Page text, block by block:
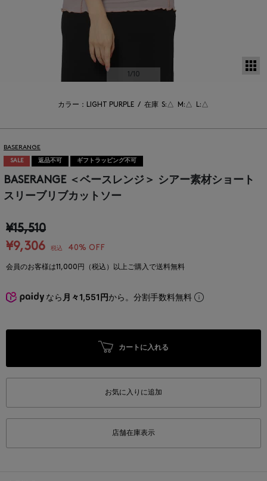
1/10
カラー：LIGHT PURPLE / 在庫 S:△ M:△ L:△
BASERANGE
SALE 返品不可 ギフトラッピング不可
BASERANGE ＜ベースレンジ＞ シアー素材ショート
スリーブリブカットソー
¥15,510
¥9,306
税込 40% OFF
会員のお客様は11,000円（税込）以上ご購入で送料無料
なら 月々1,551円から。分割手数料無料
カートに入れる
お気に入りに追加
店舗在庫表示